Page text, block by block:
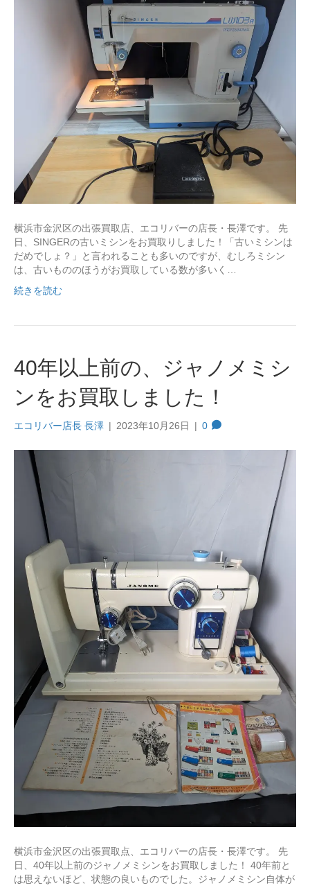
横浜市金沢区の出張買取店、エコリバーの店長・長澤です。 先
日、SINGERの古いミシンをお買取りしました！「古いミシンは
だめでしょ？」と言われることも多いのですが、むしろミシン
は、古いもののほうがお買取している数が多いく…
続きを読む
40年以上前の、ジャノメミシ
ンをお買取しました！
エコリバー店長 長澤 | 2023年10月26日 | 0
横浜市金沢区の出張買取点、エコリバーの店長・長澤です。 先
日、40年以上前のジャノメミシンをお買取しました！ 40年前と
は思えないほど、状態の良いものでした。ジャノメミシン自体が